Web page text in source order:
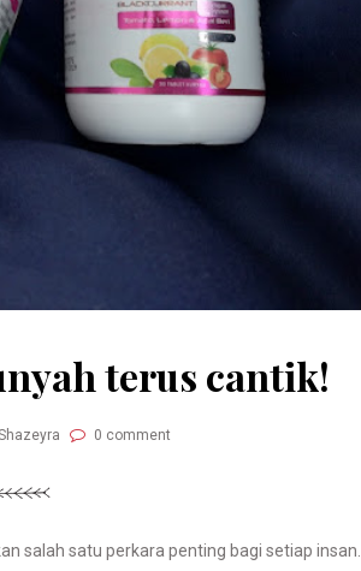
terus cantik!
0 comment
salah satu perkara penting bagi setiap insan.